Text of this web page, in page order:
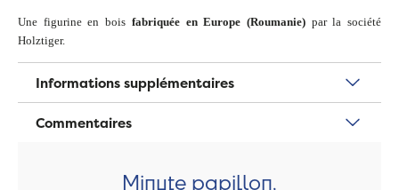
Une figurine en bois fabriquée en Europe (Roumanie)par la société
Holztiger.
Informations supplémentaires
Commentaires
Minute papillon,